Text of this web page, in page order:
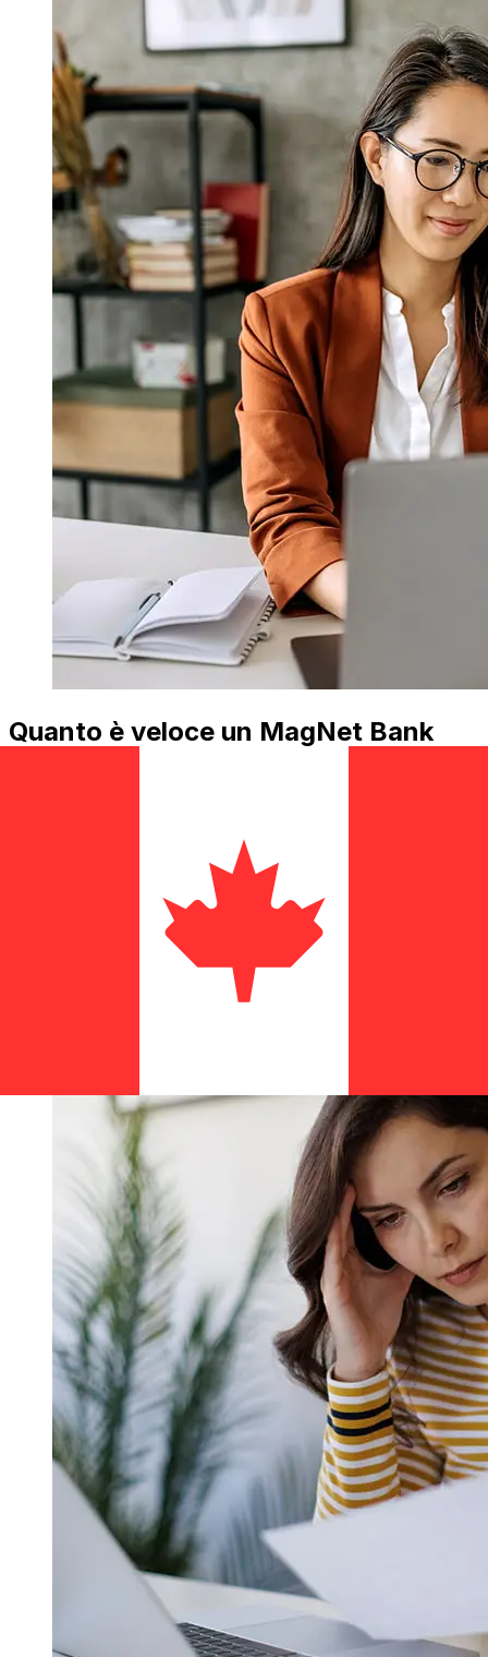
Quanto è veloce un MagNet Bank
metodo di pagamento e al tempismo della transazione.
Tipicamente, i bonifici bancari internazionali richiedono
da 1 a 5 giorni lavorativi. Fattori come le festività
bancarie e i controlli di sicurezza possono influire sulla
consegna. Controlla i tempi di scadenza MagNet Bank